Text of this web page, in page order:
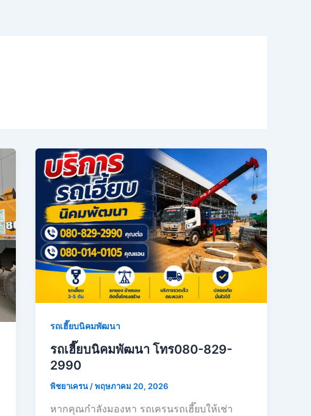
รถเฮี๊ยบนิคมพัฒนา
รถเฮี๊ยบนิคมพัฒนา โทร080-829-
2990
พิชยาเครน /พฤษภาคม 20, 2026
หากคุณกำลังมองหา รถเครนรถเฮี๊ยบให้เช่า